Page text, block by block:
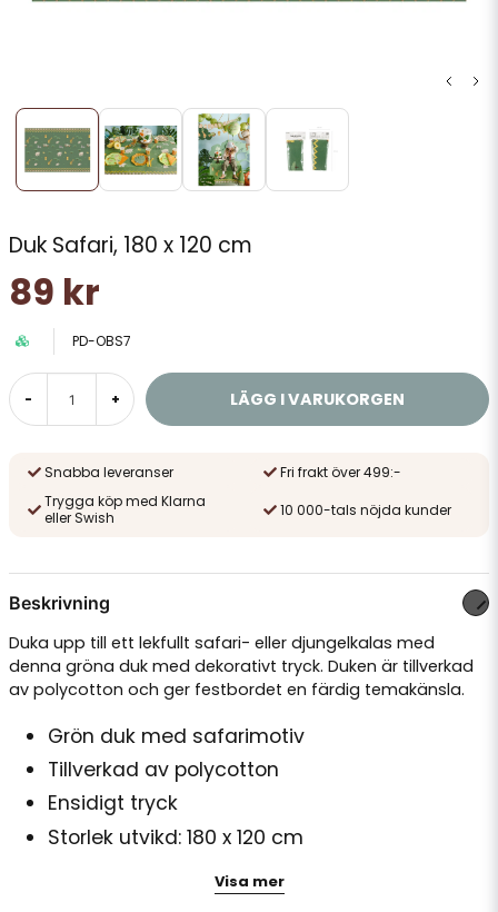
Duk Safari, 180 x 120 cm
89 kr
PD-OBS7
- + LÄGG I VARUKORGEN
Snabba leveranser
Fri frakt över 499:-
Trygga köp med Klarna
eller Swish
10 000-tals nöjda kunder
Beskrivning
Duka upp till ett lekfullt safari- eller djungelkalas med
denna gröna duk med dekorativt tryck. Duken är tillverkad
av polycotton och ger festbordet en färdig temakänsla.
Grön duk med safarimotiv
Tillverkad av polycotton
Ensidigt tryck
Storlek utvikd: 180 x 120 cm
Passar barnkalas, safari- och djungeltema
Visa mer